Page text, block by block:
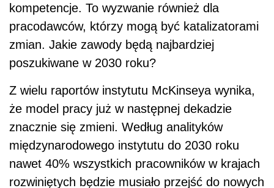
kompetencje. To wyzwanie również dla
pracodawców, którzy mogą być katalizatorami
zmian. Jakie zawody będą najbardziej
poszukiwane w 2030 roku?
Z wielu raportów instytutu McKinseya wynika,
że model pracy już w następnej dekadzie
znacznie się zmieni. Według analityków
międzynarodowego instytutu do 2030 roku
nawet 40% wszystkich pracowników w krajach
rozwiniętych będzie musiało przejść do nowych